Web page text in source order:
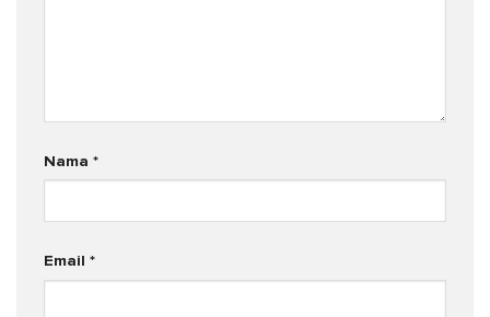
Nama *
Email *